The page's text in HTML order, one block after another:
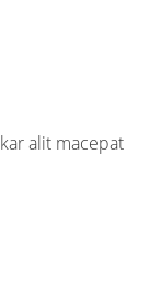
alit macepat